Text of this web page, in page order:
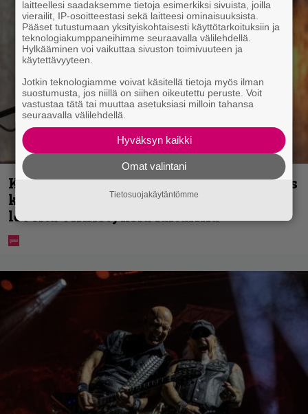
Karita Tykän ja Sami Saikkosen rakkaus
kukoistaa – vähäpukeista hempeilyä ja
leveitä virnistyksiä laiturilla
laitteellesi saadaksemme tietoja esimerkiksi sivuista, joilla
vierailit, IP-osoitteestasi sekä laitteesi ominaisuuksista.
Pääset tutustumaan yksityiskohtaisesti käyttötarkoituksiin ja
teknologiakumppaneihimme seuraavalla välilehdellä.
Hylkääminen voi vaikuttaa sivuston toimivuuteen ja
käytettävyyteen.
Jotkin teknologiamme voivat käsitellä tietoja myös ilman
suostumusta, jos niillä on siihen oikeutettu peruste. Voit
vastustaa tätä tai muuttaa asetuksiasi milloin tahansa
seuraavalla välilehdellä.
Hyväksyn kaikki
Omat valintani
Tietosuojakäytäntömme